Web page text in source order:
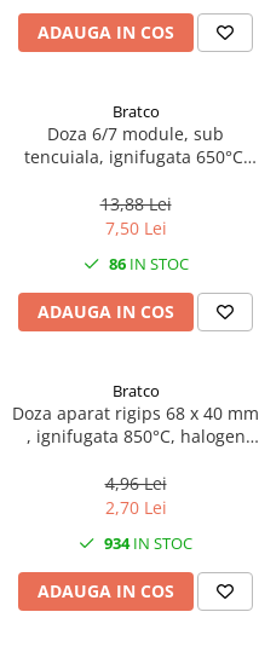
ADAUGA IN COS
Bratco
Doza 6/7 module, sub
tencuiala, ignifugata 650°C,
13,88 Lei
7,50 Lei
86IN STOC
ADAUGA IN COS
Bratco
Doza aparat rigips 68 x 40 mm
, ignifugata 850°C, halogen
4,96 Lei
2,70 Lei
934IN STOC
ADAUGA IN COS